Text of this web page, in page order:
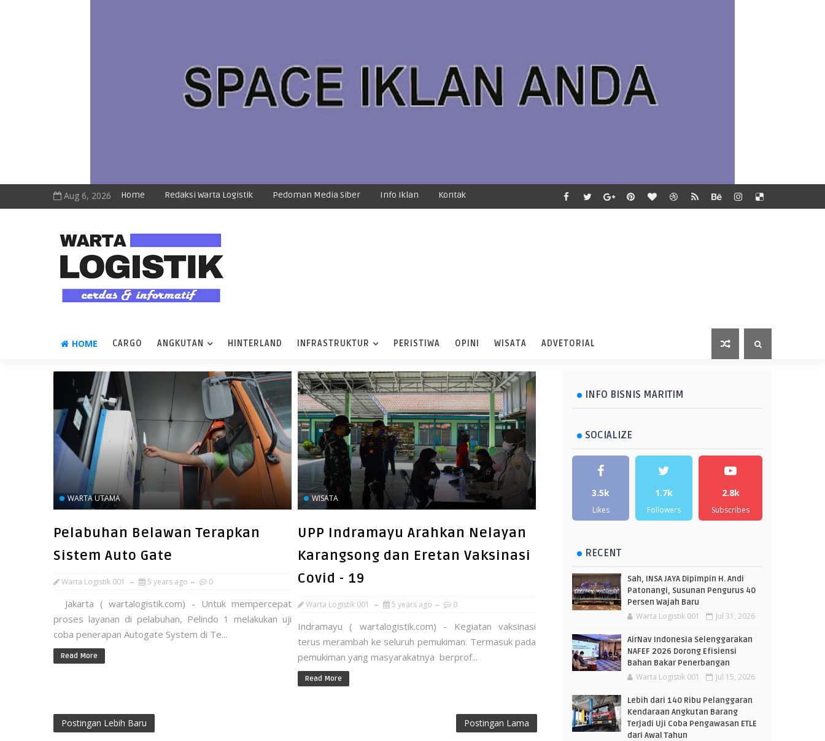
Aug 6, 2026 Home Redaksi Warta Logistik Pedoman Media Siber Info Iklan Kontak
HOME CARGO ANGKUTAN HINTERLAND INFRASTRUKTUR PERISTIWA OPINI WISATA ADVETORIAL
WARTA UTAMA
Pelabuhan Belawan Terapkan
Sistem Auto Gate
Warta Logistik 001 5 years ago 0
Jakarta ( wartalogistik.com) - Untuk mempercepat
proses layanan di pelabuhan, Pelindo 1 melakukan uji
coba penerapan Autogate System di Te...
Read More
WISATA
UPP Indramayu Arahkan Nelayan
Karangsong dan Eretan Vaksinasi
Covid - 19
Warta Logistik 001 5 years ago 0
Indramayu ( wartalogistik.com) - Kegiatan vaksinasi
terus merambah ke seluruh pemukiman. Termasuk pada
pemukiman yang masyarakatnya berprof...
Read More
Postingan Lebih Baru Postingan Lama
INFO BISNIS MARITIM
SOCIALIZE
3.5k
Likes
1.7k
Followers
2.8k
Subscribes
RECENT
Sah, INSA JAYA Dipimpin H. Andi
Patonangi, Susunan Pengurus 40
Persen Wajah Baru
Warta Logistik 001 Jul 31, 2026
AirNav Indonesia Selenggarakan
NAFEF 2026 Dorong Efisiensi
Bahan Bakar Penerbangan
Warta Logistik 001 Jul 15, 2026
Lebih dari 140 Ribu Pelanggaran
Kendaraan Angkutan Barang
Terjadi Uji Coba Pengawasan ETLE
dari Awal Tahun